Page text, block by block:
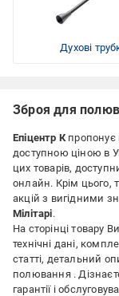
Духові
Зброя для
Епіцентр Кпропонує
доступною ціною в
цих товарів,
онлайн. Крім цього,
акцій з вигідними
Мілітарі.
На сторінці товару
технічні дані,
статті, детальний
полювання .
гарантії і